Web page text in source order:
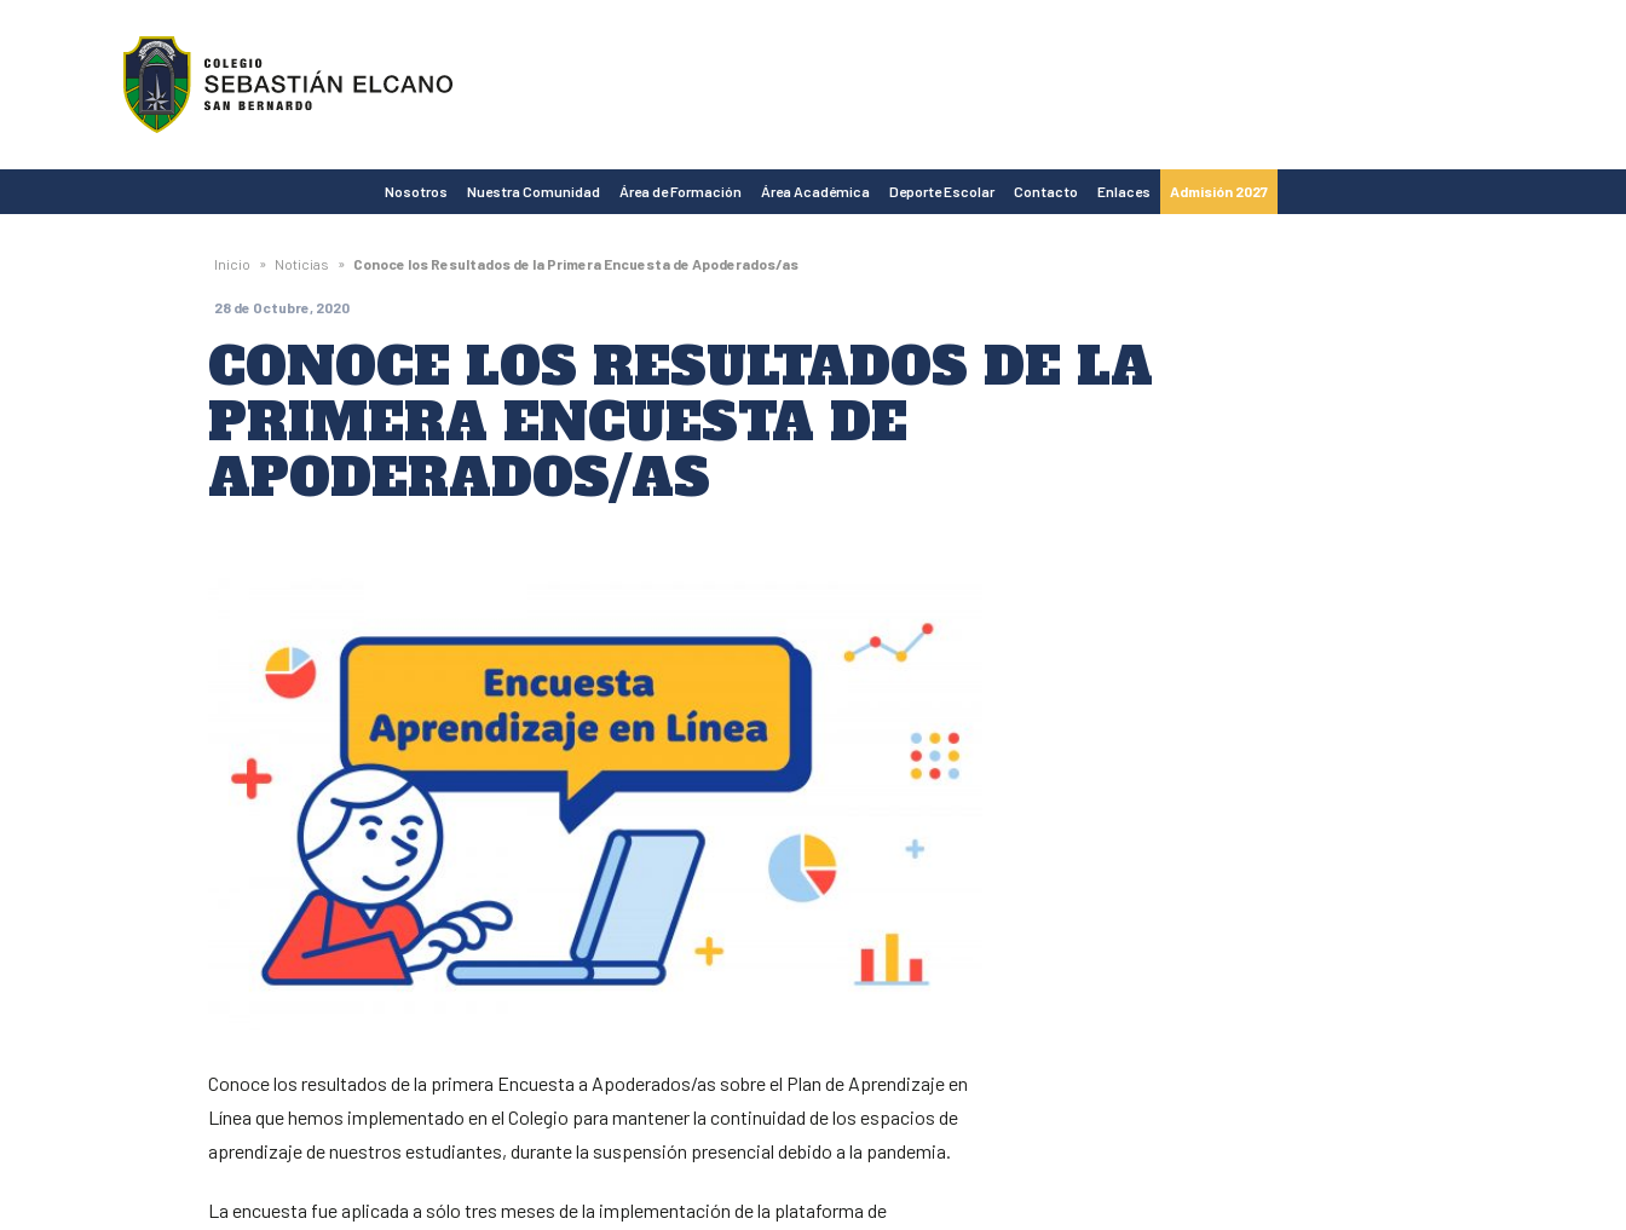
Colegio
Sebastián
Elcano
de
San
Bernardo
Nosotros Nuestra Comunidad Área de Formación Área Académica Deporte Escolar Contacto Enlaces Admisión 2027
Inicio » Noticias » Conoce los Resultados de la Primera Encuesta de Apoderados/as
28 de Octubre, 2020
CONOCE LOS RESULTADOS DE LA
PRIMERA ENCUESTA DE
APODERADOS/AS
Conoce los resultados de la primera Encuesta a Apoderados/as sobre el Plan de Aprendizaje en
Línea que hemos implementado en el Colegio para mantener la continuidad de los espacios de
aprendizaje de nuestros estudiantes, durante la suspensión presencial debido a la pandemia.
La encuesta fue aplicada a sólo tres meses de la implementación de la plataforma de